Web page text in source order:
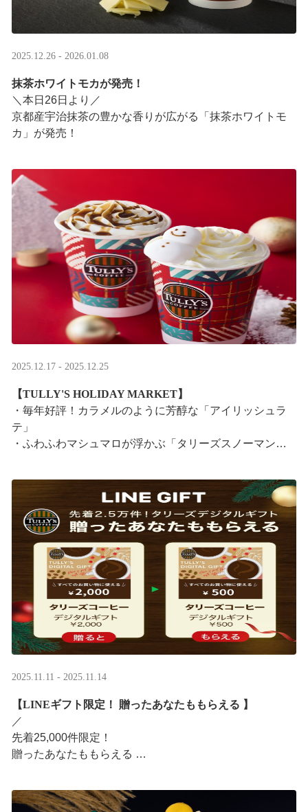
2025.12.26 - 2026.01.08
抹茶ホワイトモカが発売！
＼本日26日より／
京都産宇治抹茶の豊かな香りが広がる「抹茶ホワイトモ
カ」が発売！
2025.12.17 - 2025.12.25
【TULLY'S HOLIDAY MARKET】
・毎年好評！カラメルのように芳醇な「アイリッシュラ
テ」
・ふわふわマシュマロが浮かぶ「タリーズスノーマンラ
特別なドリンクと一緒に、クリスマス気分をお楽しみく
ださい。
2025.11.11 - 2025.11.14
【LINEギフト限定！ 贈ったあなたももらえる ​】
／ ​
先着25,000件限定！​
贈ったあなたももらえる ​
LINEギフト限定！ タリーズデジタルギフト2,000円分を